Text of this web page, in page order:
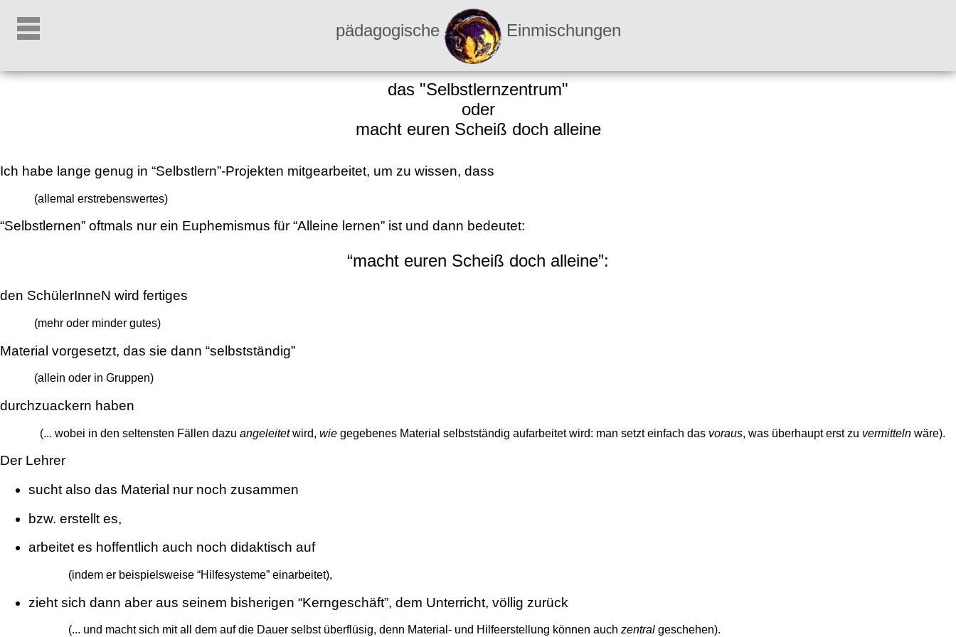
pädagogische Einmischungen